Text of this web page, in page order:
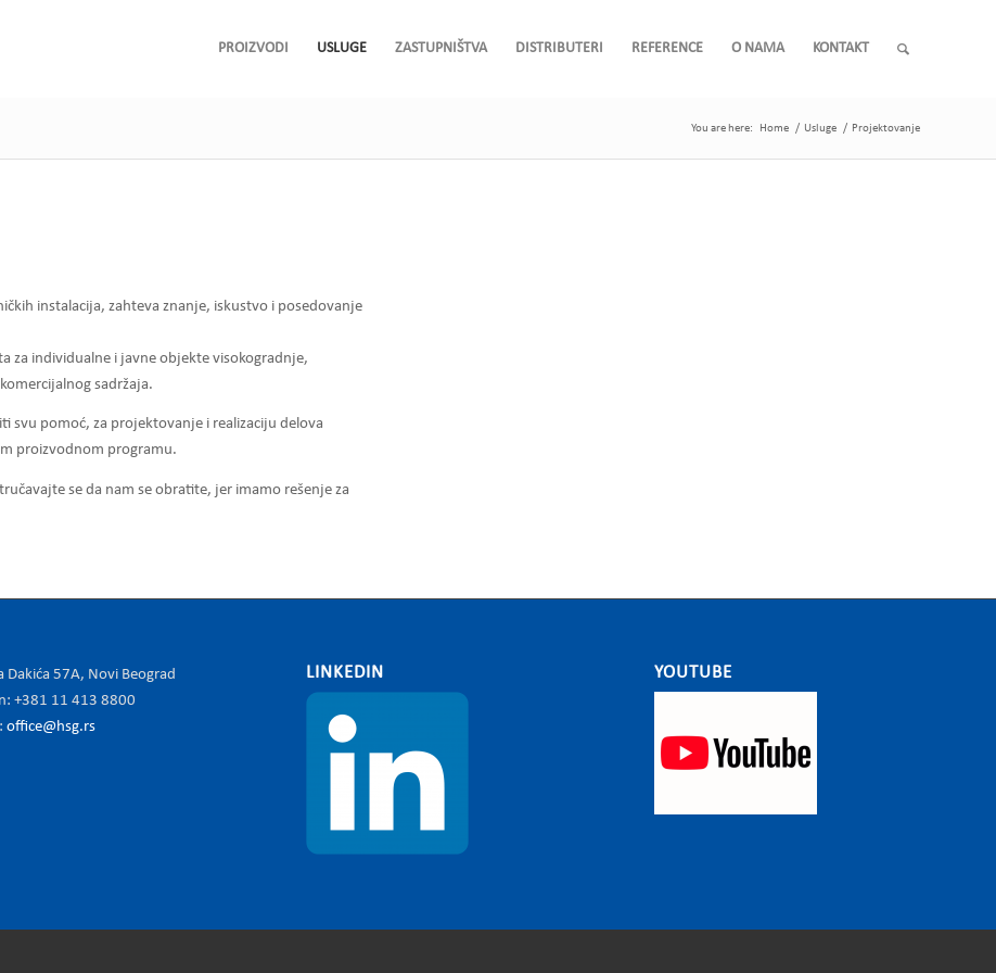
PROIZVODI USLUGE ZASTUPNIŠTVA DISTRIBUTERI REFERENCE O NAMA KONTAKT
You are here: Home / Usluge / Projektovanje
instalacija, zahteva znanje, iskustvo i posedovanje
za individualne i javne objekte visokogradnje,
sadržaja.
svu pomoć, za projektovanje i realizaciju delova
proizvodnom programu.
se da nam se obratite, jer imamo rešenje za
Dakića 57A, Novi Beograd
+381 11 413 8800
office@hsg.rs
LINKEDIN YOUTUBE